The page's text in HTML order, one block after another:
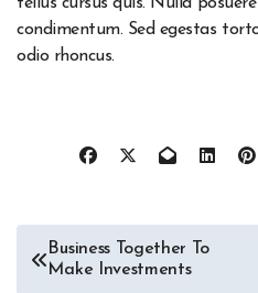
condimentum. Sed egestas
odio rhoncus.
Business Together To
Make Investments